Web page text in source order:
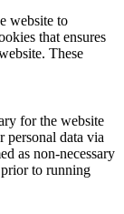
website to
that ensures
These
for the website
personal data via
as non-necessary
to running